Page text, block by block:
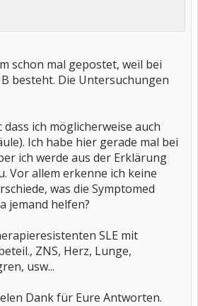
schon mal gepostet, weil bei
besteht. Die Untersuchungen
dass ich möglicherweise auch
Ich habe hier gerade mal bei
ich werde aus der Erklärung
Vor allem erkenne ich keine
was die Symptomed
jemand helfen?
SLE mit
ZNS, Herz, Lunge,
usw...
Dank für Eure Antworten.